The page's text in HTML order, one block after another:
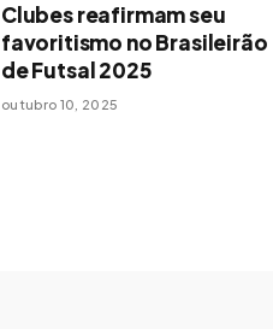
Clubes reafirmam seu
favoritismo no Brasileirão
de Futsal 2025
outubro 10, 2025